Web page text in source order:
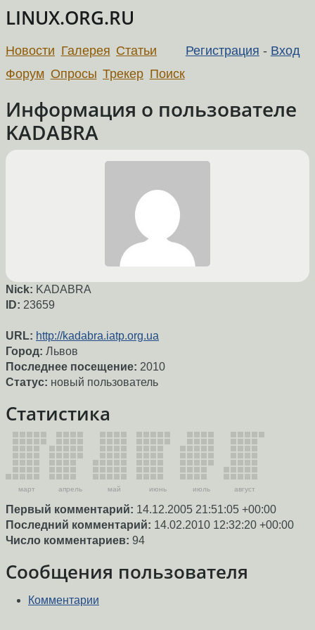
LINUX.ORG.RU
Регистрация - Вход
Новости Галерея Статьи
Форум Опросы Трекер Поиск
Информация о пользователе
KADABRA
Nick: KADABRA
ID: 23659
URL: http://kadabra.iatp.org.ua
Город: Львов
Последнее посещение: 2010
Статус: новый пользователь
Статистика
март апрель май июнь июль август
Первый комментарий: 14.12.2005 21:51:05 +00:00
Последний комментарий: 14.02.2010 12:32:20 +00:00
Число комментариев: 94
Сообщения пользователя
Комментарии